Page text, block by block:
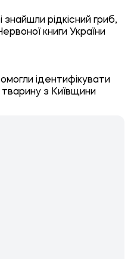
рідкісний гриб,
книги України
ідентифікувати
тварину з Київщини